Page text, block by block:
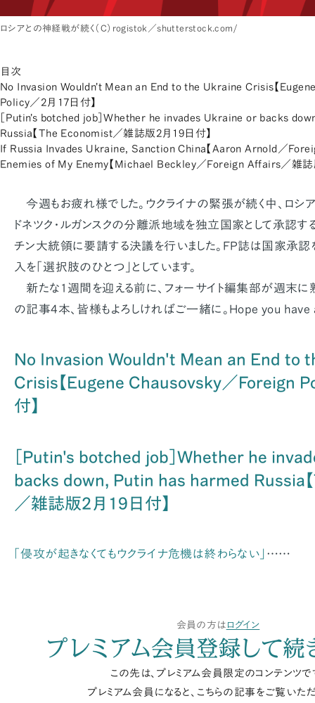
ロシアとの神経戦が続く（C）rogistok／shutterstock.com/
目次
No Invasion Wouldn't Mean an End to the Ukraine Crisis【
Policy／2月17日付】
［Putin's botched job］Whether he invades Ukraine or backs
Russia【The Economist／雑誌版2月19日付】
If Russia Invades Ukraine, Sanction China【Aaron Arnold／
Enemies of My Enemy【Michael Beckley／Foreign Affairs／雑誌
今週もお疲れ様でした。ウクライナの緊張が続く中、ロシ
ドネツク・ルガンスクの分離派地域を独立国家として承認す
チン大統領に要請する決議を行いました。FP誌は国家承認
入を「選択肢のひとつ」としています。
新たな1週間を迎える前に、フォーサイト編集部が週末に
の記事4本、皆様もよろしければご一緒に。Hope you
No Invasion Wouldn't Mean an End to
Crisis【Eugene Chausovsky／Foreign
付】
［Putin's botched job］Whether he
backs down, Putin has harmed Russia
／雑誌版2月19日付】
「侵攻が起きなくてもウクライナ危機は終わらない」 ……
会員の方は ログイン
プレミアム会員登録して続
この先は、プレミアム会員限定のコンテンツで
プレミアム会員になると、こちらの記事をご覧いただ